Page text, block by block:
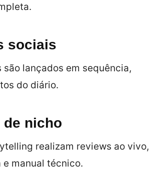
sociais
lançados em sequência,
do diário.
nicho
realizam reviews ao vivo,
manual técnico.